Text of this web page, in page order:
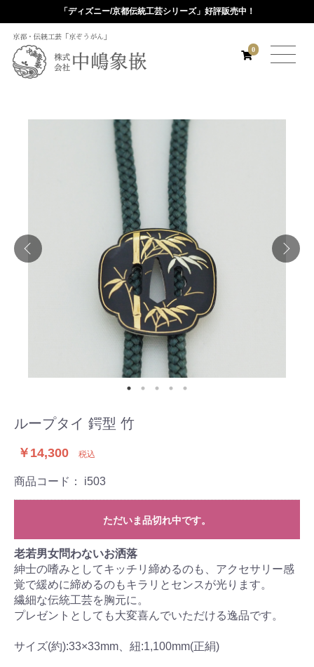
「ディズニー/京都伝統工芸シリーズ」好評販売中！
京都・伝統工芸「京ぞうがん」
0
ループタイ 鍔型 竹
￥14,300 税込
商品コード： i503
ただいま品切れ中です。
老若男女問わないお洒落
紳士の嗜みとしてキッチリ締めるのも、アクセサリー感
覚で緩めに締めるのもキラリとセンスが光ります。
繊細な伝統工芸を胸元に。
プレゼントとしても大変喜んでいただける逸品です。
サイズ(約):33×33mm、紐:1,100mm(正絹)